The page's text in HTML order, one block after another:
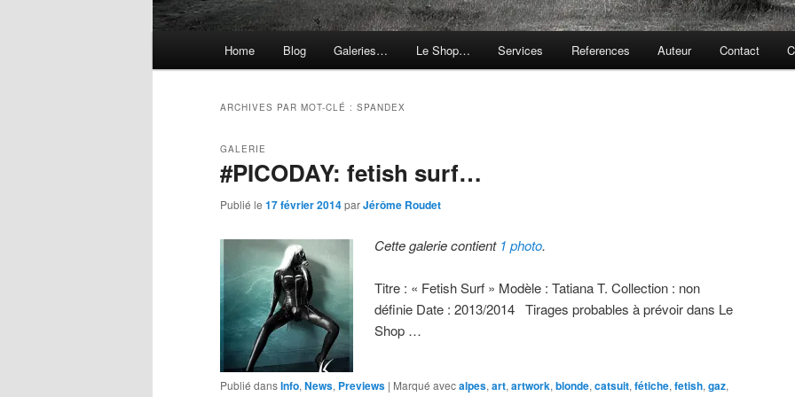
Home Blog Galeries… Le Shop… Services References Auteur Contact
ARCHIVES PAR MOT-CLÉ : SPANDEX
#PICODAY: fetish surf…
GALERIE
Publié le 17 février 2014parJérôme Roudet
Cette galerie contient 1 photo.
Titre : « Fetish Surf » Modèle : Tatiana T. Collection : non
définie Date : 2013/2014 Tirages probables à prévoir dans Le
Shop …
Publié dansInfo, News, Previews | Marqué avecalpes, art, artwork, blonde, catsuit, fétiche, fetish, gaz,